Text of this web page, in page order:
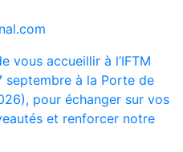
vous accueillir à l’IFTM
septembre à la Porte de
pour échanger sur vos
et renforcer notre